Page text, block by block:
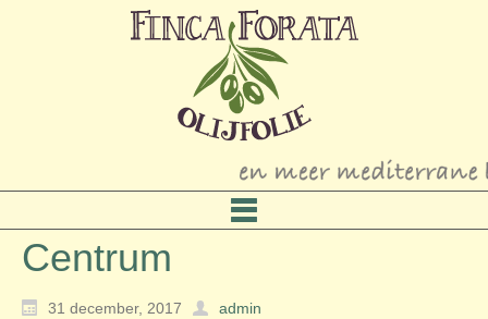
Centrum
31 december, 2017 admin